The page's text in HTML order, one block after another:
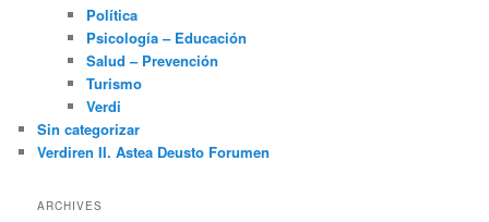
Política
Psicología – Educación
Salud – Prevención
Turismo
Verdi
Sin categorizar
Verdiren II. Astea Deusto Forumen
ARCHIVES